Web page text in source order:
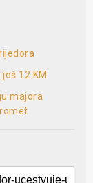
12 KM
majora